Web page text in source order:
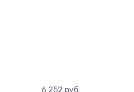
6 252 руб.